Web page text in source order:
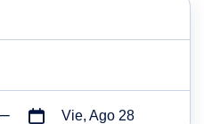
Vie, Ago 28